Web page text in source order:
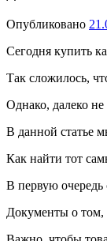
Опубликовано
Сегодня купить
Так сложилось,
Однако, далеко
В данной статье
Как найти тот
В первую очередь
Документы о том,